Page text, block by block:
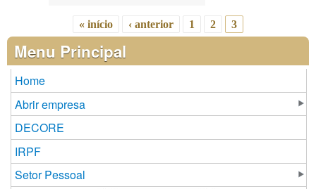
Páginas
« início ‹ anterior 1 2 3
Menu Principal
Home
Abrir empresa
DECORE
IRPF
Setor Pessoal